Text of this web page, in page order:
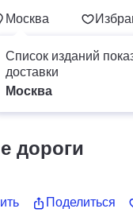
Москва
Список изданий
доставки
Москва
дороги
Поделиться